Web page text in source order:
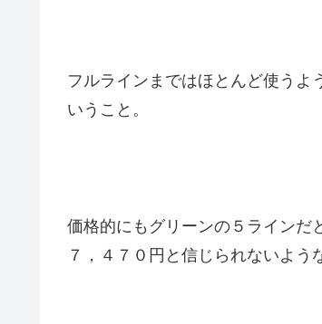
フルラインまではほとんど使うよ
いうこと。
価格的にもグリーンの５ラインだ
７，４７０円と信じられないよう